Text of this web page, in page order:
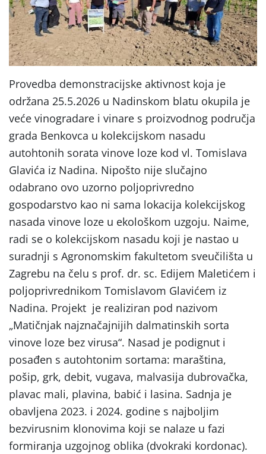
Provedba demonstracijske aktivnost koja je
održana 25.5.2026 u Nadinskom blatu okupila je
veće vinogradare i vinare s proizvodnog područja
grada Benkovca u kolekcijskom nasadu
autohtonih sorata vinove loze kod vl. Tomislava
Glavića iz Nadina. Nipošto nije slučajno
odabrano ovo uzorno poljoprivredno
gospodarstvo kao ni sama lokacija kolekcijskog
nasada vinove loze u ekološkom uzgoju. Naime,
radi se o kolekcijskom nasadu koji je nastao u
suradnji s Agronomskim fakultetom sveučilišta u
Zagrebu na čelu s prof. dr. sc. Edijem Maletićem i
poljoprivrednikom Tomislavom Glavićem iz
Nadina. Projekt je realiziran pod nazivom
„Matičnjak najznačajnijih dalmatinskih sorta
vinove loze bez virusa“. Nasad je podignut i
posađen s autohtonim sortama: maraština,
pošip, grk, debit, vugava, malvasija dubrovačka,
plavac mali, plavina, babić i lasina. Sadnja je
obavljena 2023. i 2024. godine s najboljim
bezvirusnim klonovima koji se nalaze u fazi
formiranja uzgojnog oblika (dvokraki kordonac).